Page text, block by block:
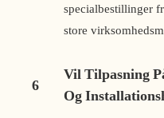
specialbestillinger
store
6
Vil Tilpasning
Og